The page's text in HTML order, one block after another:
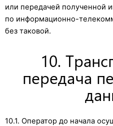
или передачей полученной
по информационно-
без таковой.
10.
передача
10.1. Оператор до начала